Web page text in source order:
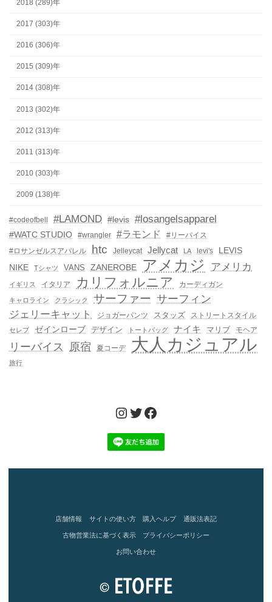
2018 (289)年
2017 (303)年
2016 (306)年
2015 (309)年
2014 (308)年
2013 (302)年
2012 (313)年
2011 (313)年
2010 (303)年
2009 (138)年
#codeofbell #LAMOND #levis #losangelsapparel
#WATC STUDIO #wrangler #ラモンド
#リーバイス
#ロサンゼルスアパレル
htc Jelleycat Jellycat LA levi's
LEVIS
NIKE
Tシャツ VANS ZANEROBE アメカジ アメリカ
イギリス イタリア カリフォルニア カーディガン
キャロライン クラシック サーファー サーフィン
ジェリーキャット
ジョガーパンツ スタッズ ストリートスタイル
セレブ ゼインローブ デザイン トートバッグ ナイキ マリブ モヘア
リーバイス 原宿 夏コーデ 大人カジュアル
旅行
Instagram
Twitter
Facebook
店舗情報 サイトの使い方 購入ヘルプ 通販法表記
古物営業法に基づく表示 プライバシーポリシー
お問い合わせ